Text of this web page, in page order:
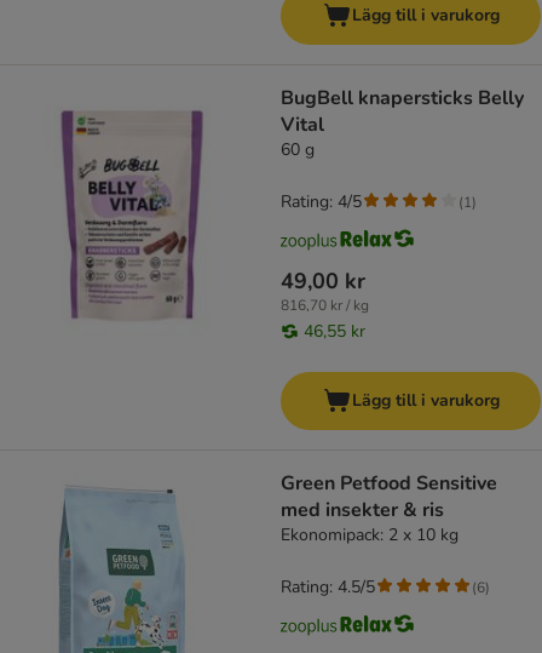
Lägg till i varukorg
BugBell knapersticks Belly
Vital
60 g
49,00 kr
816,70 kr / kg
46,55 kr
Rating: 4/5 (1)
Lägg till i varukorg
Green Petfood Sensitive
med insekter & ris
Ekonomipack: 2 x 10 kg
Rating: 4.5/5 (6)